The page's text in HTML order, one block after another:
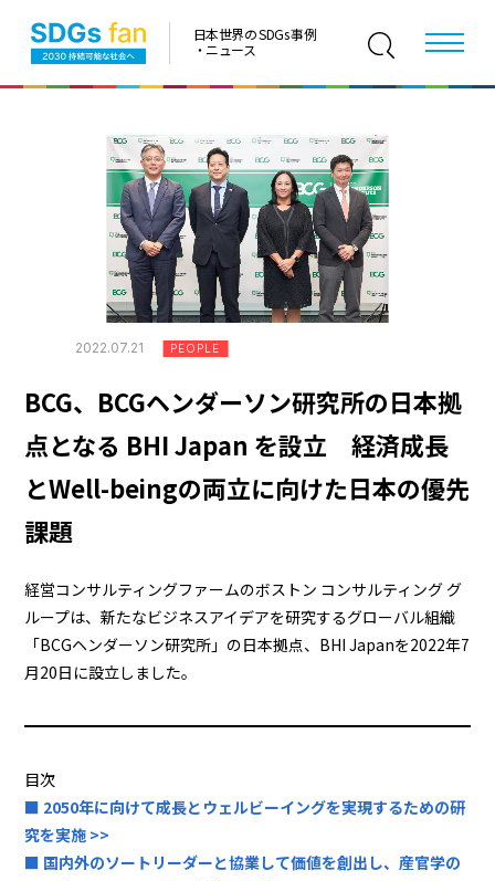
日本世界の SDGs 事例
・ニュース
2022.07.21 PEOPLE
BCG、BCGヘンダーソン研究所の日本拠
点となる BHI Japan を設立 経済成長
とWell-beingの両立に向けた日本の優先
課題
経営コンサルティングファームのボストン コンサルティング グ
ループは、新たなビジネスアイデアを研究するグローバル組織
「BCGヘンダーソン研究所」の日本拠点、BHI Japanを2022年7
月20日に設立しました。
目次
■ 2050年に向けて成長とウェルビーイングを実現するための研
究を実施 >>
■ 国内外のソートリーダーと協業して価値を創出し、産官学の